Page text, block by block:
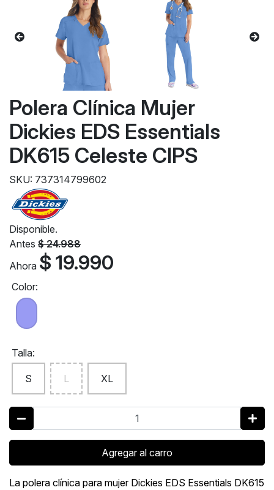
Polera Clínica Mujer
Dickies EDS Essentials
DK615 Celeste CIPS
SKU: 737314799602
Disponible.
Antes $ 24.988
Ahora $ 19.990
Color:
Talla:
S L XL
Agregar al carro
La polera clínica para mujer Dickies EDS Essentials DK615